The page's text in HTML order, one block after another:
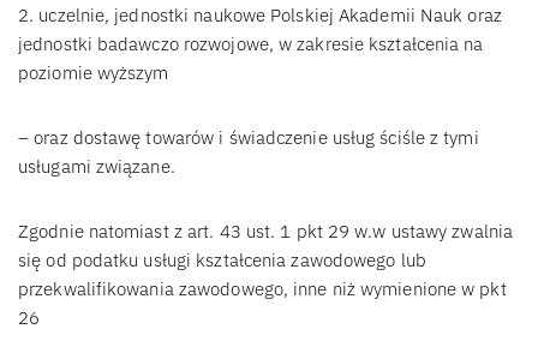
2. uczelnie, jednostki naukowe Polskiej Akademii Nauk oraz
jednostki badawczo rozwojowe, w zakresie kształcenia na
poziomie wyższym
– oraz dostawę towarów i świadczenie usług ściśle z tymi
usługami związane.
Zgodnie natomiast z art. 43 ust. 1 pkt 29 w.w ustawy zwalnia
się od podatku usługi kształcenia zawodowego lub
przekwalifikowania zawodowego, inne niż wymienione w pkt
26